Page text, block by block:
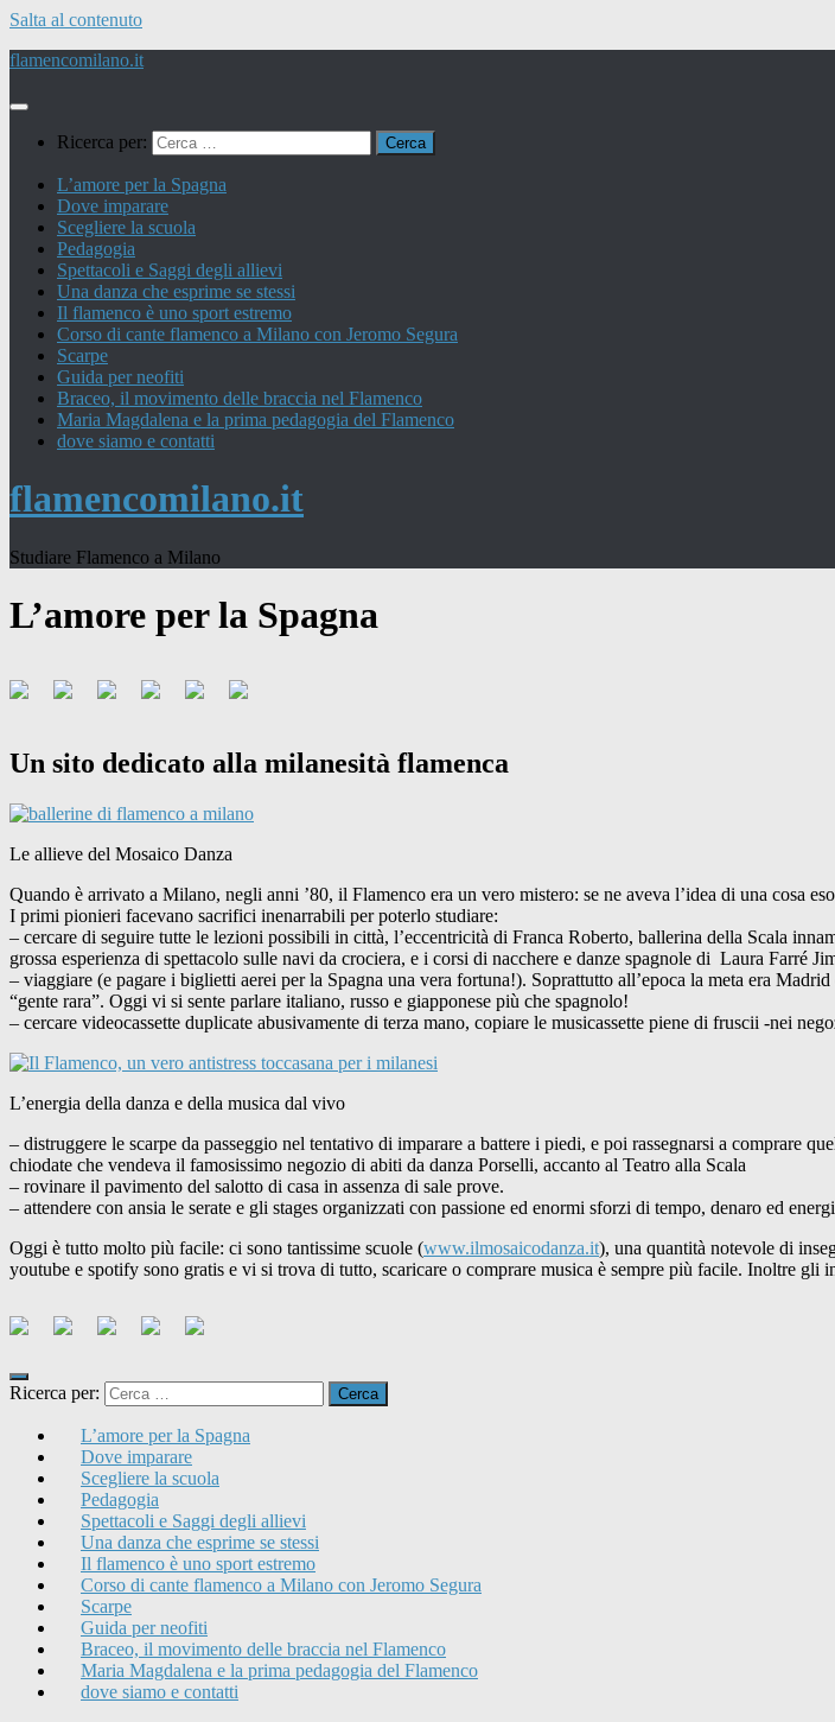
Salta al contenuto
flamencomilano.it
Ricerca per:
L’amore per la Spagna
Dove imparare
Scegliere la scuola
Pedagogia
Spettacoli e Saggi degli allievi
Una danza che esprime se stessi
Il flamenco è uno sport estremo
Corso di cante flamenco a Milano con Jeromo Segura
Scarpe
Guida per neofiti
Braceo, il movimento delle braccia nel Flamenco
Maria Magdalena e la prima pedagogia del Flamenco
dove siamo e contatti
flamencomilano.it
Studiare Flamenco a Milano
L’amore per la Spagna
Un sito dedicato alla milanesità flamenca
Le allieve del Mosaico Danza
Quando è arrivato a Milano, negli anni ’80, il Flamenco era un vero mistero: se ne aveva l’idea di una cosa
I primi pionieri facevano sacrifici inenarrabili per poterlo studiare:
– cercare di seguire tutte le lezioni possibili in città, l’eccentricità di Franca Roberto, ballerina della Scala
grossa esperienza di spettacolo sulle navi da crociera, e i corsi di nacchere e danze spagnole di Laura Farré
– viaggiare (e pagare i biglietti aerei per la Spagna una vera fortuna!). Soprattutto all’epoca la meta era
“gente rara”. Oggi vi si sente parlare italiano, russo e giapponese più che spagnolo!
– cercare videocassette duplicate abusivamente di terza mano, copiare le musicassette piene di fruscii -nei
L’energia della danza e della musica dal vivo
– distruggere le scarpe da passeggio nel tentativo di imparare a battere i piedi, e poi rassegnarsi a comprare
chiodate che vendeva il famosissimo negozio di abiti da danza Porselli, accanto al Teatro alla Scala
– rovinare il pavimento del salotto di casa in assenza di sale prove.
– attendere con ansia le serate e gli stages organizzati con passione ed enormi sforzi di tempo, denaro ed
Oggi è tutto molto più facile: ci sono tantissime scuole (www.ilmosaicodanza.it), una quantità notevole di
youtube e spotify sono gratis e vi si trova di tutto, scaricare o comprare musica è sempre più facile. Inoltre
Ricerca per:
L’amore per la Spagna
Dove imparare
Scegliere la scuola
Pedagogia
Spettacoli e Saggi degli allievi
Una danza che esprime se stessi
Il flamenco è uno sport estremo
Corso di cante flamenco a Milano con Jeromo Segura
Scarpe
Guida per neofiti
Braceo, il movimento delle braccia nel Flamenco
Maria Magdalena e la prima pedagogia del Flamenco
dove siamo e contatti